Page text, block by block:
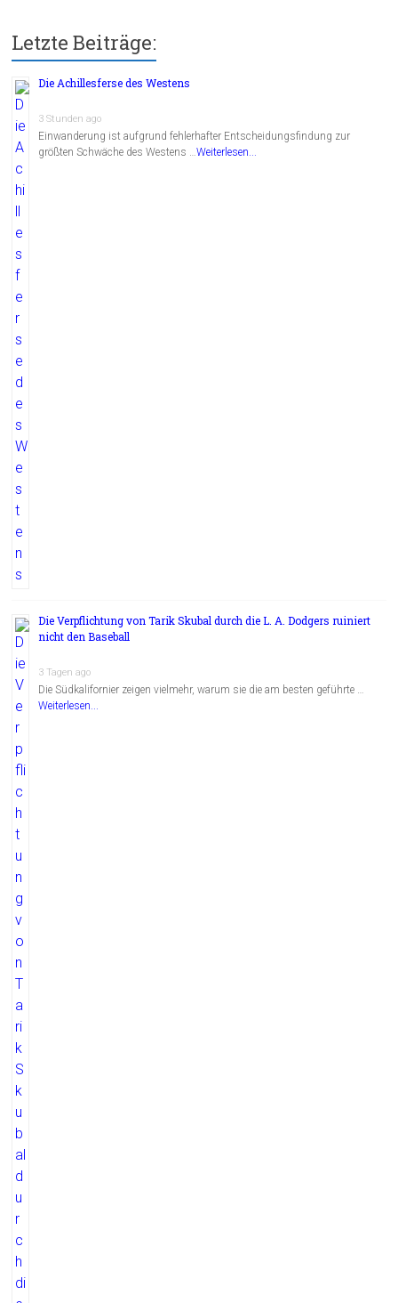
Letzte Beiträge:
Die Achillesferse des Westens
3 Stunden ago
Einwanderung ist aufgrund fehlerhafter Entscheidungsfindung zur
größten Schwäche des Westens …Weiterlesen...
Die Verpflichtung von Tarik Skubal durch die L. A. Dodgers ruiniert
nicht den Baseball
3 Tagen ago
Die Südkalifornier zeigen vielmehr, warum sie die am besten geführte …
Weiterlesen...